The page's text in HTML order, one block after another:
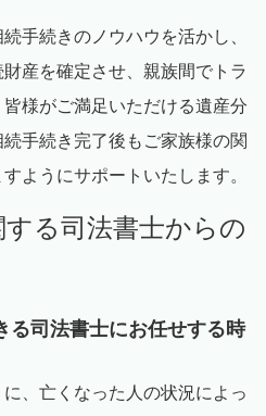
手続きのノウハウを活かし、
産を確定させ、親族間でトラ
様がご満足いただける遺産分
手続き完了後もご家族様の関
ようにサポートいたします。
する司法書士からの
る司法書士にお任せする時
、亡くなった人の状況によっ